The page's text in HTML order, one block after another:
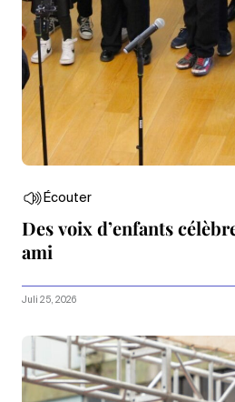
Écouter
Des voix d’enfants
ami
Juli 25, 2026